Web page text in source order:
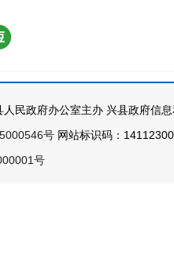
人民政府办公室主办 兴县政府信
号 网站标识码：
号